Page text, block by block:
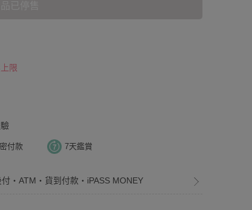
限
付款 7天鑑賞
・ATM・貨到付款・iPASS MONEY